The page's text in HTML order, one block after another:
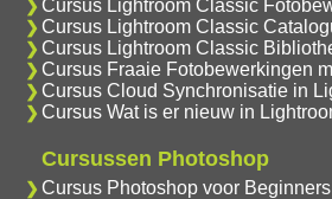
Cursus Lightroom Classic
Cursus Lightroom Classic
Cursus Lightroom Classic
Cursus Fraaie Fotobewerkingen
Cursus Cloud Synchronisatie in
Cursus Wat is er nieuw in
Cursussen Photoshop
Cursus Photoshop voor Beginners